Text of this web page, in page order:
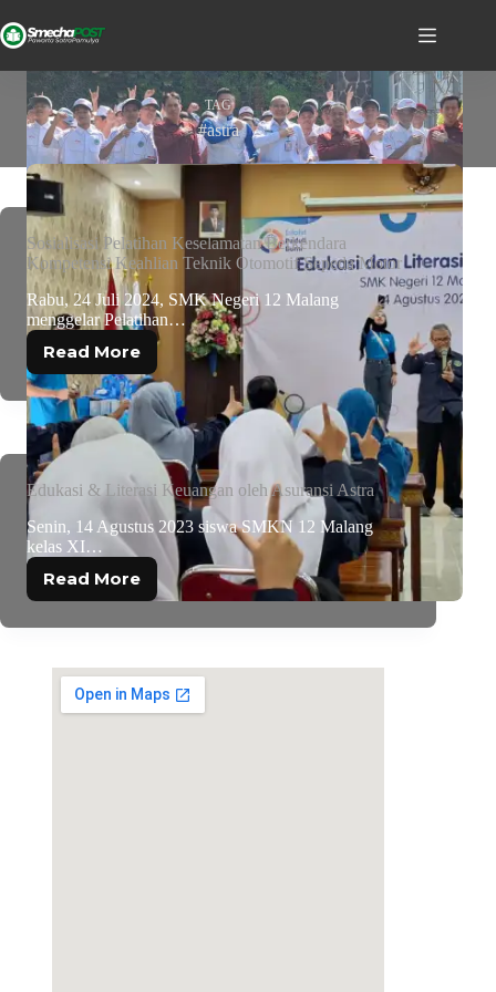
TAG
#astra
Sosialisasi Pelatihan Keselamatan Berkendara
Kompetensi Keahlian Teknik Otomotif Sepeda Motor
Rabu, 24 Juli 2024, SMK Negeri 12 Malang
menggelar Pelatihan…
Read More
Edukasi & Literasi Keuangan oleh Asuransi Astra
Senin, 14 Agustus 2023 siswa SMKN 12 Malang
kelas XI…
Read More